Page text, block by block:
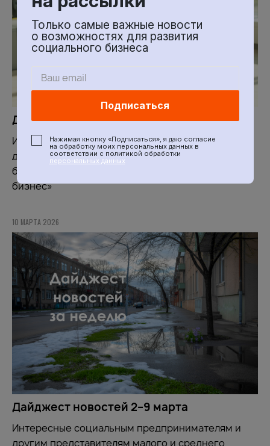
Дайджест новостей 9–16 марта
Интересные социальным предпринимателям и
другим представителям малого и среднего
бизнеса новости – в подборке портала «Новый
бизнес»
10 МАРТА 2026
Дайджест новостей 2–9 марта
Интересные социальным предпринимателям и
другим представителям малого и среднего
Только самые важные новости
о возможностях для развития
социального бизнеса
Подписаться
Нажимая кнопку «Подписаться», я даю согласие
на обработку моих персональных данных в
соответствии с политикой обработки
персональных данных